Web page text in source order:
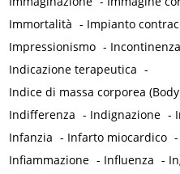
Immortalità - Impianto
Impressionismo -
Indicazione terapeutica -
Indice di massa corporea
Indifferenza - Indignazione -
Infanzia - Infarto miocardico -
Infiammazione - Influenza -